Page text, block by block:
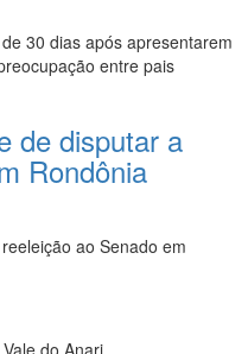
30 dias após apresentarem
entre pais
de disputar a
Rondônia
ao Senado em